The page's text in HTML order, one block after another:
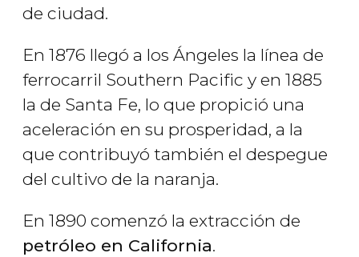
de ciudad.
En 1876 llegó a los Ángeles la línea de
ferrocarril Southern Pacific y en 1885
la de Santa Fe, lo que propició una
aceleración en su prosperidad, a la
que contribuyó también el despegue
del cultivo de la naranja.
En 1890 comenzó la extracción de
petróleo en California.